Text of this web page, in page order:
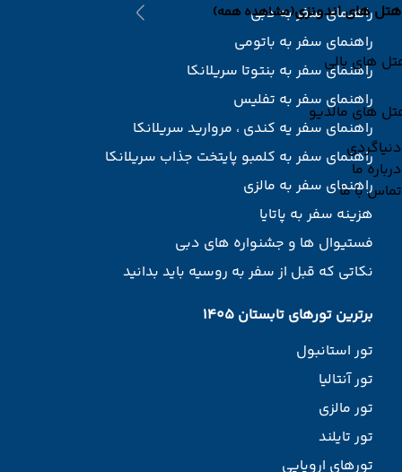
هتل های اندونزی(مشاهده همه)
های بالی
های مالدیو
دنیاگردی
درباره ما
تماس با ما
راهنمای سفر به دبی
راهنمای سفر به باتومی
راهنمای سفر به بنتوتا سریلانکا
راهنمای سفر به تفلیس
راهنمای سفر یه کندی ، مروارید سریلانکا
راهنمای سفر به کلمبو پایتخت جذاب سریلانکا
راهنمای سفر به مالزی
هزینه سفر به پاتایا
فستیوال ها و جشنواره های دبی
نکاتی که قبل از سفر به روسیه باید بدانید
برترین تورهای تابستان 1405
تور استانبول
تور آنتالیا
تور مالزی
تور تایلند
تورهای اروپایی